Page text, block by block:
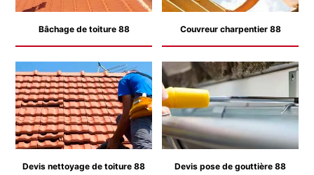
Bâchage de toiture 88 Couvreur charpentier 88
Devis nettoyage de toiture 88 Devis pose de gouttière 88